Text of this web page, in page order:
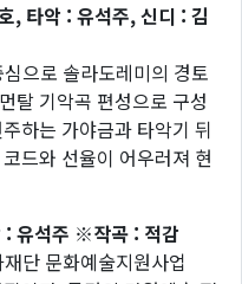
, 타악 : 유석주, 신디 : 김
심으로 솔라도레미의 경토
탈 기악곡 편성으로 구성
하는 가야금과 타악기 뒤
드와 선율이 어우러져 현
: 유석주 ※작곡 : 적감
단 문화예술지원사업